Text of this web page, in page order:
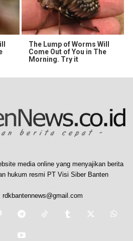
The Lump of Worms Will
Come Out of You in The
Morning. Try it
media online yang menyajikan berita
hukum resmi PT Visi Siber Banten
rdkbantennews@gmail.com